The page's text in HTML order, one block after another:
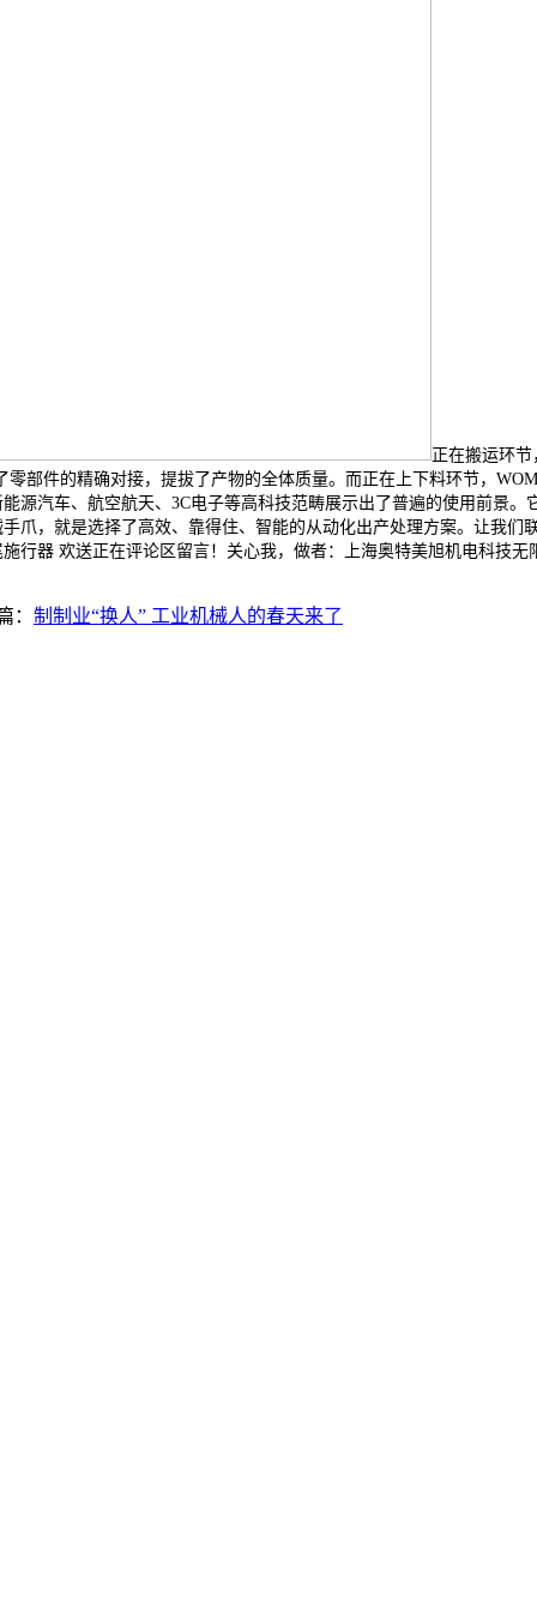
正在搬运环
部件的精确对接，提拔了产物的全体质量。而正在上下料环节，
源汽车、航空航天、3C电子等高科技范畴展示出了普遍的使用前景
爪，就是选择了高效、靠得住、智能的从动化出产处理方案。让我
行器 欢送正在评论区留言！关心我，做者：上海奥特美旭机电科技无
： 制制业“换人” 工业机械人的春天来了